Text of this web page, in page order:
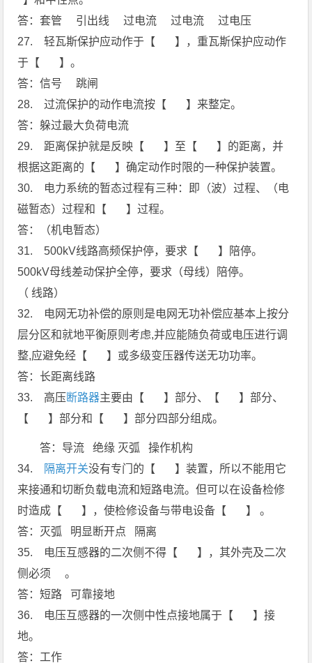
答：套管 引出线 过电流 过电流 过电压
27. 轻瓦斯保护应动作于【 】，重瓦斯保护应动作
于【 】。
答：信号 跳闸
28. 过流保护的动作电流按【 】来整定。
答：躲过最大负荷电流
29. 距离保护就是反映【 】至【 】的距离，并
根据这距离的【 】确定动作时限的一种保护装置。
30. 电力系统的暂态过程有三种：即（波）过程、（电
磁暂态）过程和【 】过程。
答：（机电暂态）
31. 500kV线路高频保护停，要求【 】陪停。
500kV母线差动保护全停，要求（母线）陪停。
（ 线路）
32. 电网无功补偿的原则是电网无功补偿应基本上按分
层分区和就地平衡原则考虑,并应能随负荷或电压进行调
整,应避免经【 】或多级变压器传送无功功率。
答：长距离线路
33. 高压断路器主要由【 】部分、【 】部分、
【 】部分和【 】部分四部分组成。
答：导流 绝缘 灭弧 操作机构
34.
隔离开关没有专门的【 】装置，所以不能用它
来接通和切断负载电流和短路电流。但可以在设备检修
时造成【 】，使检修设备与带电设备【 】 。
答：灭弧 明显断开点 隔离
35. 电压互感器的二次侧不得【 】，其外壳及二次
侧必须 。
答：短路 可靠接地
36. 电压互感器的一次侧中性点接地属于【 】接
地。
答：工作